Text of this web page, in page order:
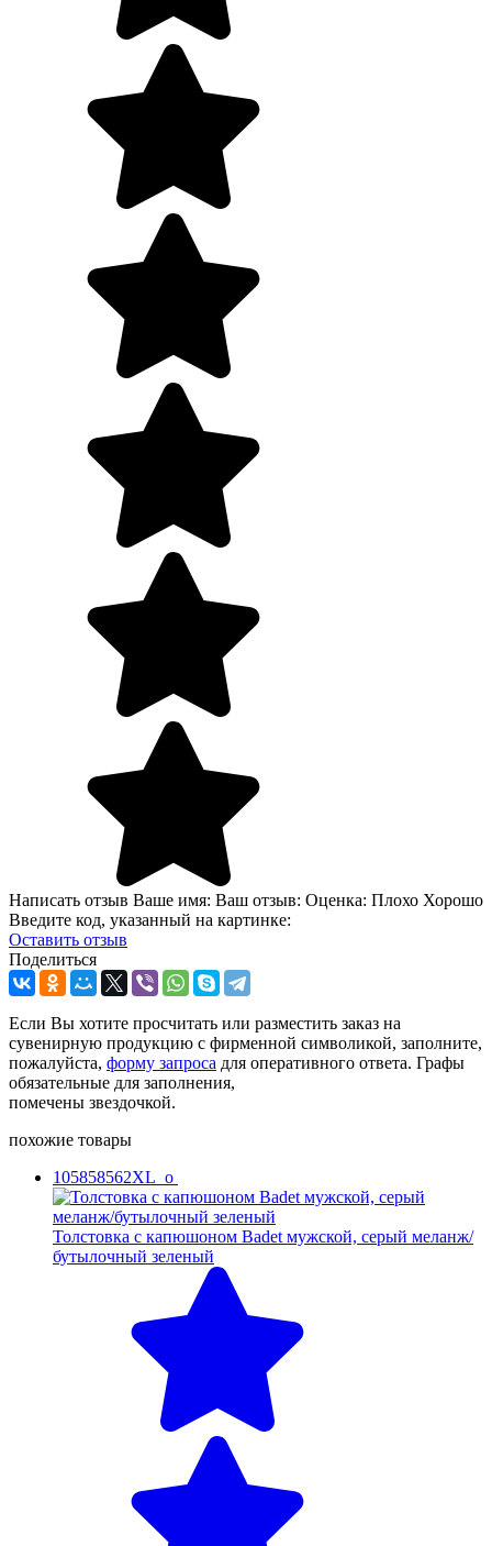
Написать отзыв Ваше имя: Ваш отзыв: Оценка: Плохо Хорошо
Введите код, указанный на картинке:
Оcтавить отзыв
Поделиться
Если Вы хотите просчитать или разместить заказ на
сувенирную продукцию с фирменной символикой, заполните,
пожалуйста, форму запроса для оперативного ответа. Графы
обязательные для заполнения,
помечены звездочкой.
похожие товары
105858562XL_o
Толстовка с капюшоном Badet мужской, серый меланж/
бутылочный зеленый